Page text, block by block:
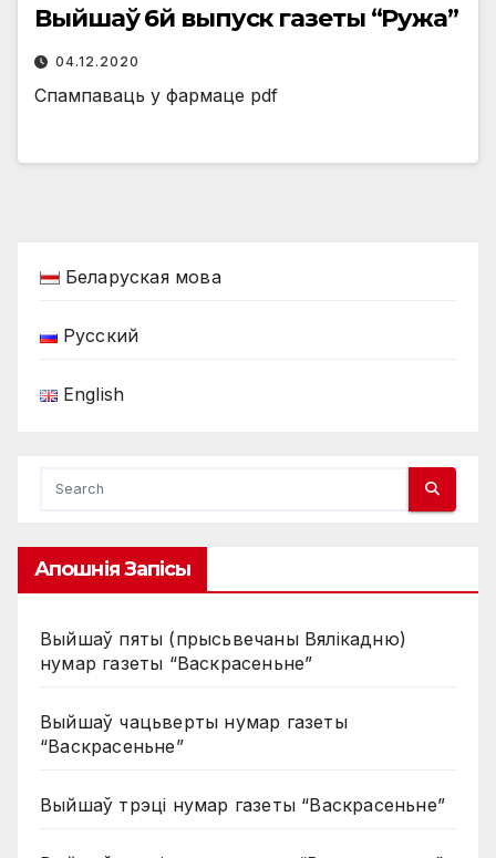
Выйшаў 6й выпуск газеты “Ружа”
04.12.2020
Спампаваць у фармаце pdf
Беларуская мова
Русский
English
Апошнія Запісы
Выйшаў пяты (прысьвечаны Вялікадню)
нумар газеты “Васкрасеньне”
Выйшаў чацьверты нумар газеты
“Васкрасеньне”
Выйшаў трэці нумар газеты “Васкрасеньне”